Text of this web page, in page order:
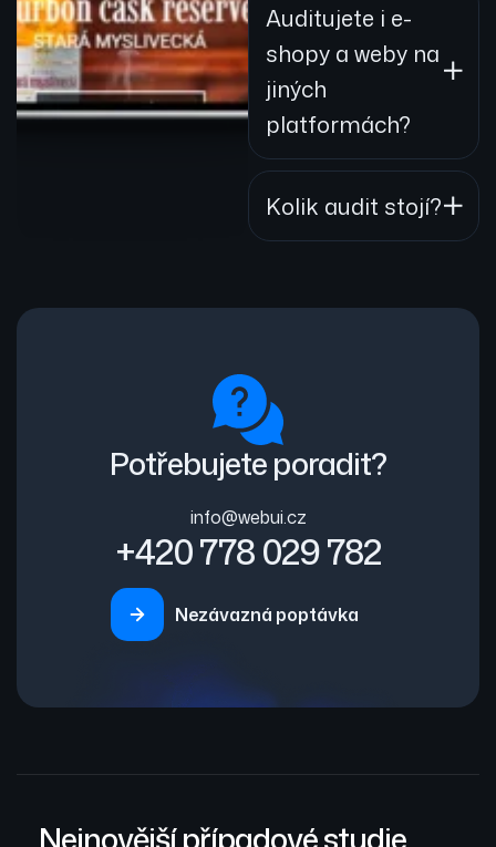
Auditujete i e-
shopy a weby na
jiných
platformách?
Kolik audit stojí?
Potřebujete poradit?
info@webui.cz
+420 778 029 782
Nezávazná poptávka
Nejnovější případové studie